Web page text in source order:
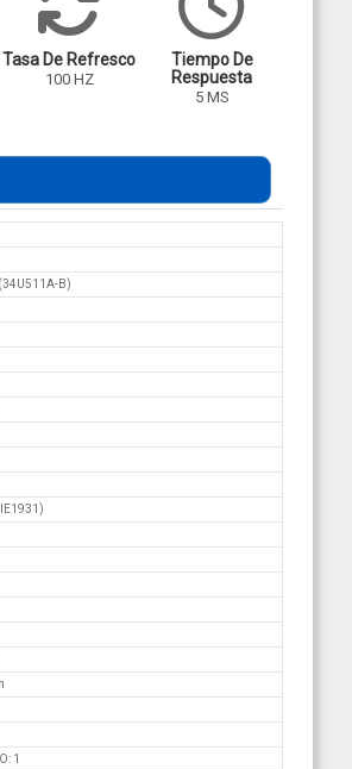
Tasa De Refresco
100 HZ
Tiempo De
Respuesta
5 MS
B)
1